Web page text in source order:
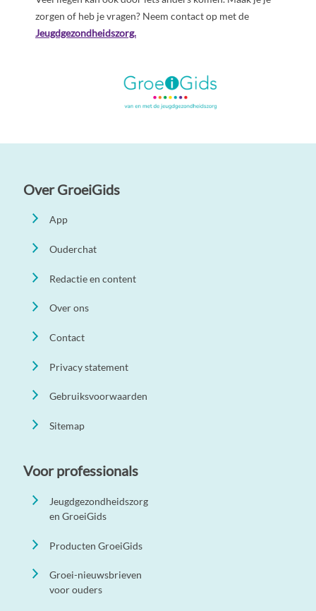
zorgen of heb je vragen? Neem contact op met de
Jeugdgezondheidszorg.
Over GroeiGids
App
Ouderchat
Redactie en content
Over ons
Contact
Privacy statement
Gebruiksvoorwaarden
Sitemap
Voor professionals
Jeugdgezondheidszorg
en GroeiGids
Producten GroeiGids
Groei-nieuwsbrieven
voor ouders